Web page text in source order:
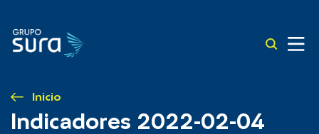
Inicio
Indicadores 2022-02-04